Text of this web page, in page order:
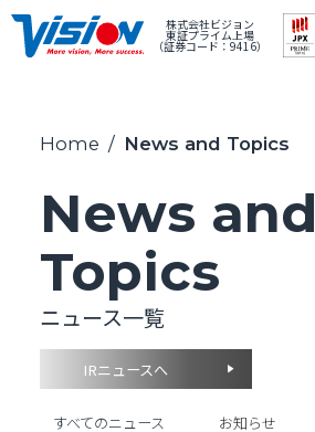
株式会社ビジョン
東証プライム上場
（証券コード：9416）
Home / News and Topics
News and
Topics
ニュース一覧
IRニュースへ
すべてのニュース お知らせ